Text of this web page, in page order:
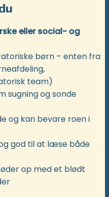
eller social- og
børn – enten fra
team)
sugning og sonde
og kan bevare roen i
god til at læse både
op med et blødt